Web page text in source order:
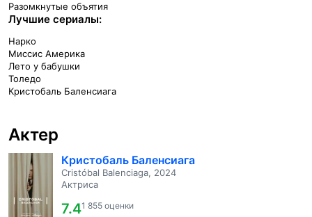
Разомкнутые объятия
Лучшие сериалы:
Нарко
Миссис Америка
Лето у бабушки
Толедо
Кристобаль Баленсиага
Актер
Кристобаль Баленсиага
Cristóbal Balenciaga, 2024
Актриса
7.41 855 оценки